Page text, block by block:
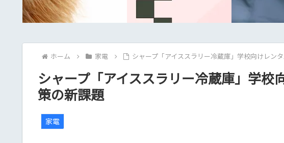
ホーム 家電 シャープ「アイススラリー冷蔵庫」学校向けレン
シャープ「アイススラリー冷蔵庫」学校
策の新課題
家電